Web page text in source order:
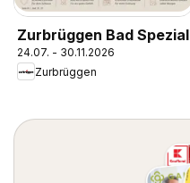
Zurbrüggen Bad Spezial
24.07. - 30.11.2026
Zurbrüggen